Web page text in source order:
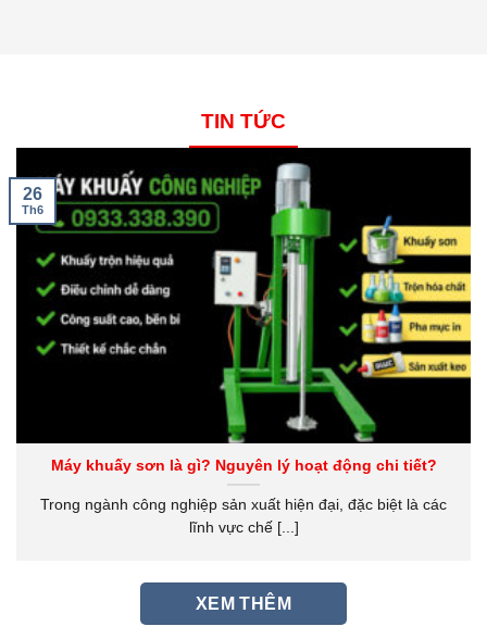
TIN TỨC
Máy khuấy sơn là gì? Nguyên lý hoạt động chi tiết?
Trong ngành công nghiệp sản xuất hiện đại, đặc biệt là các
lĩnh vực chế [...]
26
Th6
XEM THÊM